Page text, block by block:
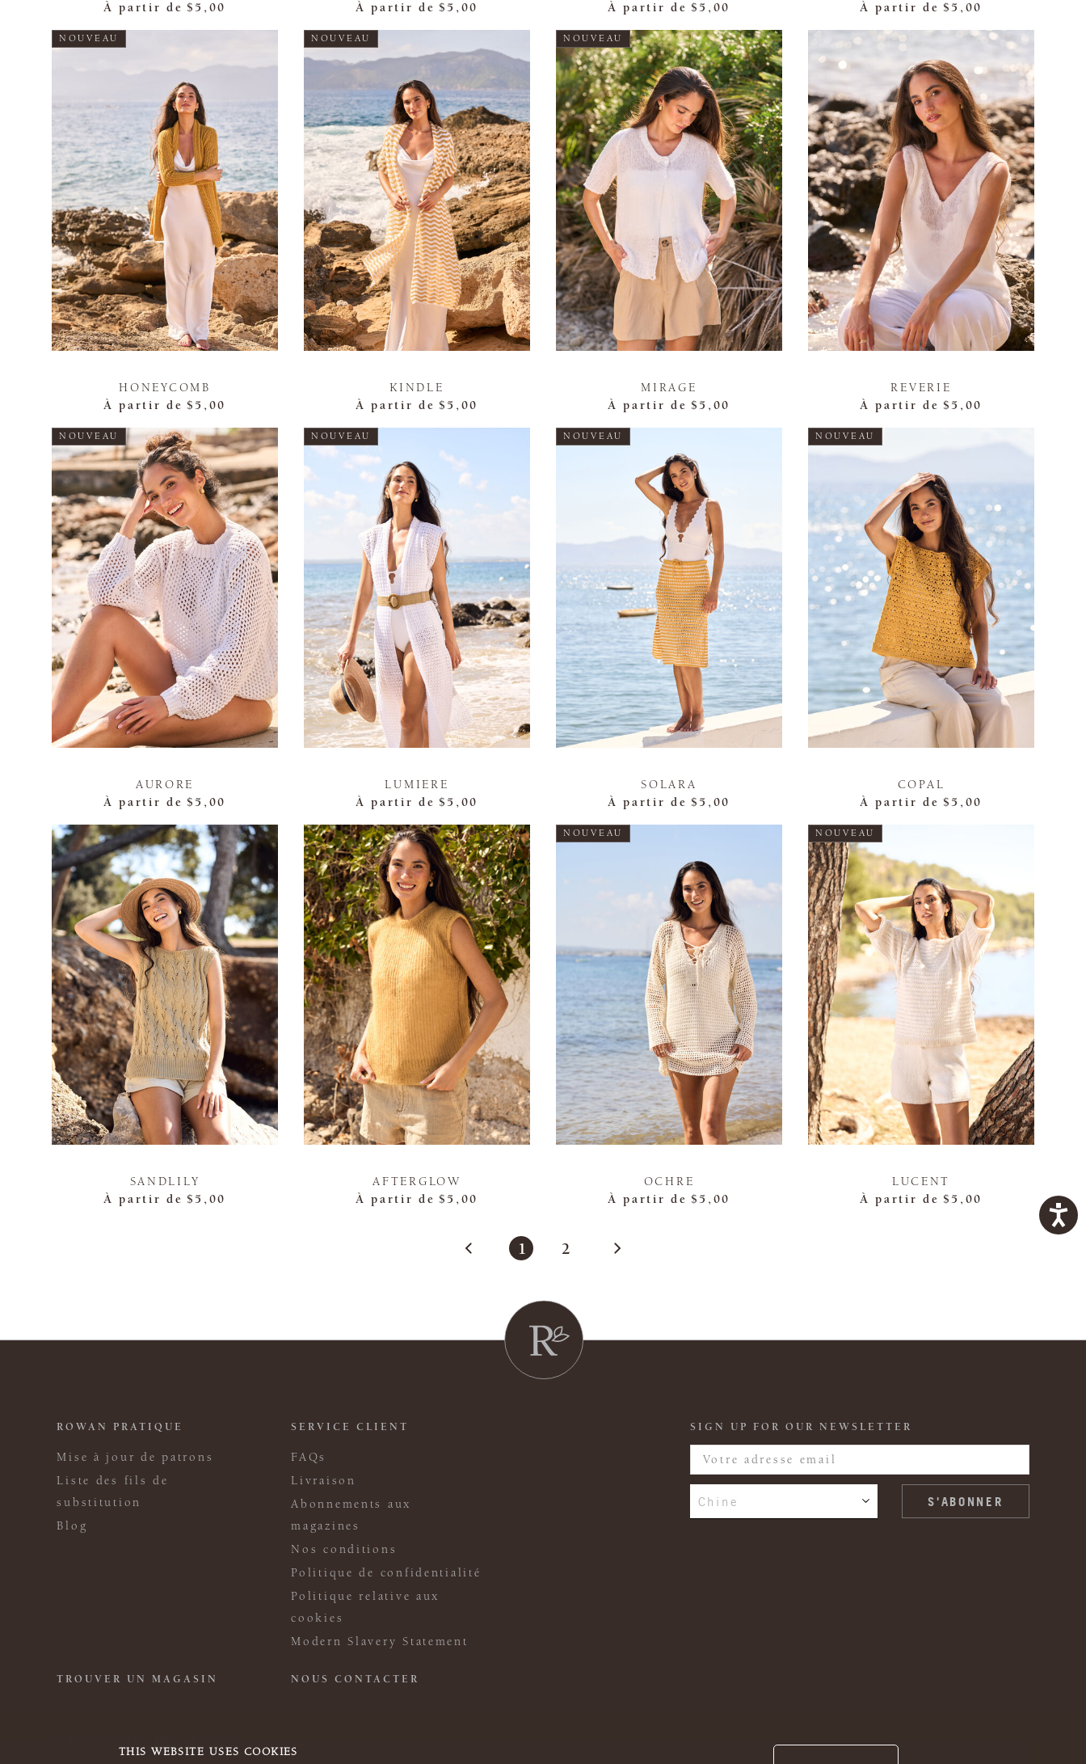
THIS WEBSITE USES COOKIES
À partir de $5,00
À partir de $5,00
À partir de $5,00
À partir de $5,00
NOUVEAU
HONEYCOMB
À partir de $5,00
NOUVEAU
KINDLE
À partir de $5,00
NOUVEAU
MIRAGE
À partir de $5,00
REVERIE
À partir de $5,00
NOUVEAU
AURORE
À partir de $5,00
NOUVEAU
LUMIERE
À partir de $5,00
NOUVEAU
SOLARA
À partir de $5,00
NOUVEAU
COPAL
À partir de $5,00
SANDLILY
À partir de $5,00
AFTERGLOW
À partir de $5,00
NOUVEAU
OCHRE
À partir de $5,00
NOUVEAU
LUCENT
À partir de $5,00
1 2
ROWAN PRATIQUE
Mise à jour de patrons
Liste des fils de
substitution
Blog
SERVICE CLIENT
FAQs
Livraison
Abonnements aux
magazines
Nos conditions
Politique de confidentialité
Politique relative aux
cookies
Modern Slavery Statement
TROUVER UN MAGASIN NOUS CONTACTER
SIGN UP FOR OUR NEWSLETTER
Chine